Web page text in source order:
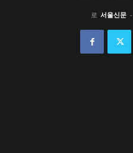
로 서울신문 -